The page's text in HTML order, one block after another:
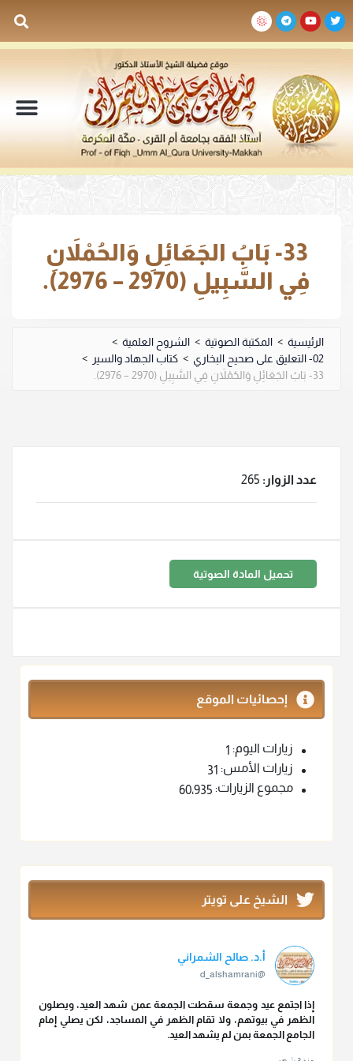
33- بَابُ الجَعَائِلِ وَالحُمْلاَنِ
فِي السَّبِيلِ (2970 – 2976).
الرئيسية > المكتبة الصوتية > الشروح العلمية >
02- التعليق على صحيح البخاري
> كتاب الجهاد والسير >
33- بَابُ الجَعَائِلِ وَالحُمْلاَنِ فِي السَّبِيلِ (2970 – 2976).
عدد الزوار: 265
تحميل المادة الصوتية
إحصائيات الموقع
زيارات اليوم: 1
زيارات الأمس: 31
مجموع الزيارات: 60٬935
الشيخ على تويتر
أ.د. صالح الشمراني
@d_alshamrani
إذا اجتمع عيد وجمعة سقطت الجمعة عمن شهد العيد، ويصلون
الظهر في بيوتهم، ولا تقام الظهر في المساجد، لكن يصلي إمام
الجامع الجمعة بمن لم يشهد العيد.